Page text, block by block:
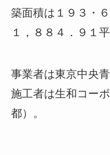
築面積は１９３・
１，８８４．９１
事業者は東京中央
施工者は生和コー
都）。